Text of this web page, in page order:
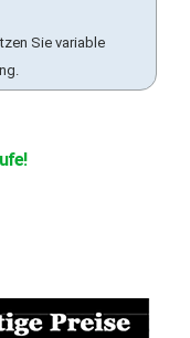
Sie variable